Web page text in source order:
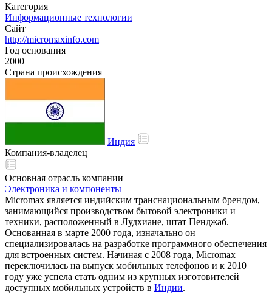
Категория
Информационные технологии
Сайт
http://micromaxinfo.com
Год основания
2000
Страна происхождения
Индия
Компания-владелец
Основная отрасль компании
Электроника и компоненты
Micromax является индийским транснациональным брендом,
занимающийся производством бытовой электроники и
техники, расположенный в Лудхиане, штат Пенджаб.
Основанная в марте 2000 года, изначально он
специализировалась на разработке программного обеспечения
для встроенных систем. Начиная с 2008 года, Micromax
переключилась на выпуск мобильных телефонов и к 2010
году уже успела стать одним из крупных изготовителей
доступных мобильных устройств в Индии.